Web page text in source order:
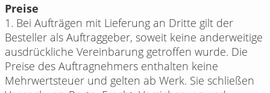
Preise
1. Bei Aufträgen mit Lieferung an Dritte gilt der
Besteller als Auftraggeber, soweit keine anderweitige
ausdrückliche Vereinbarung getroffen wurde. Die
Preise des Auftragnehmers enthalten keine
Mehrwertsteuer und gelten ab Werk. Sie schließen